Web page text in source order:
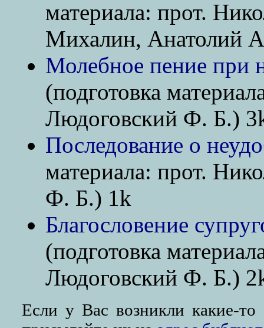
материала: прот.
Михалин, Анатолий
Молебное пение при
(подготовка
Людоговский Ф. Б.)
Последование о
материала: прот.
Ф. Б.) 1k
Благословение
(подготовка
Людоговский Ф. Б.)
Если у Вас возникли какие-